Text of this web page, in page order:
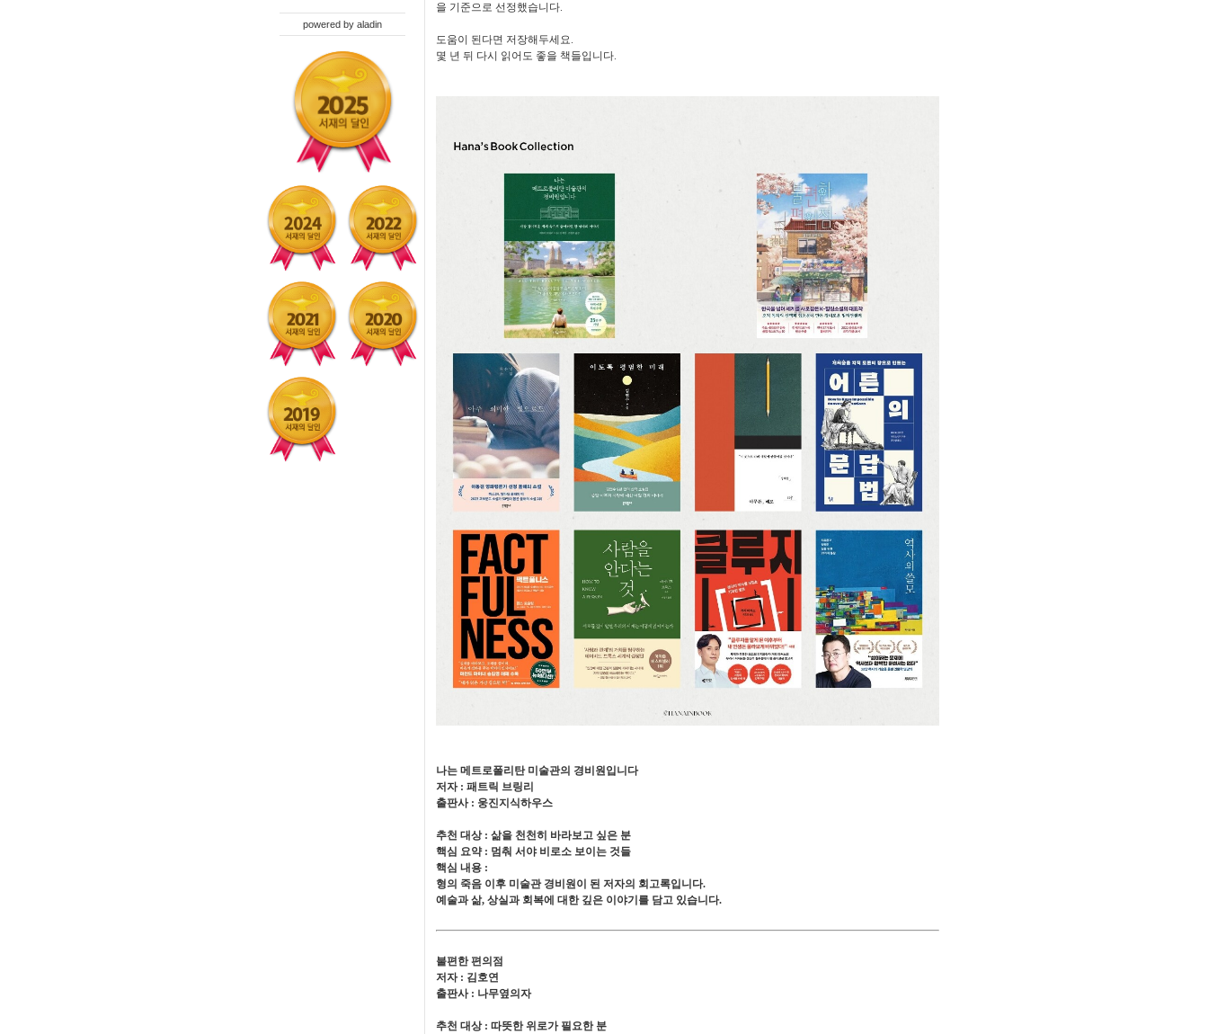
powered by aladin
을 기준으로 선정했습니다.
도움이 된다면 저장해두세요.
몇 년 뒤 다시 읽어도 좋을 책들입니다.
나는 메트로폴리탄 미술관의 경비원입니다
저자 : 패트릭 브링리
출판사 : 웅진지식하우스
추천 대상 : 삶을 천천히 바라보고 싶은 분
핵심 요약 : 멈춰 서야 비로소 보이는 것들
핵심 내용 :
형의 죽음 이후 미술관 경비원이 된 저자의 회고록입니다.
예술과 삶, 상실과 회복에 대한 깊은 이야기를 담고 있습니다.
불편한 편의점
저자 : 김호연
출판사 : 나무옆의자
추천 대상 : 따뜻한 위로가 필요한 분